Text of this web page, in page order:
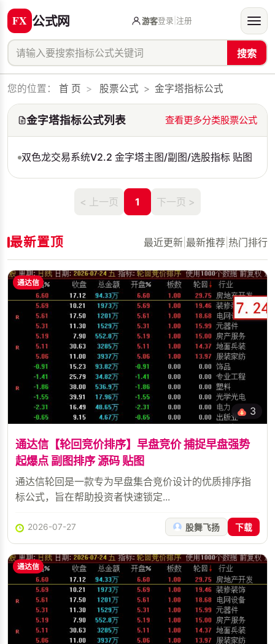
公式网
搜索
游客登录 注册
您的位置： 首 页 > 股票公式 > 金字塔指标公式
金字塔指标公式列表 查看更多分类股票公式
双色龙交易系统V2.2 金字塔主图/副图/选股指标 贴图
< 上一页 1 下一页 >
最新置顶 最近更新 最新推荐 热门排行
通达信
3
通达信【轮回竞价排序】早盘竞价 捕捉早盘强势
起爆点 副图排序 源码 贴图
通达信轮回是一款专为早盘集合竞价设计的优质排序指
标公式，旨在帮助投资者快速锁定...
2026-07-27 股舞飞扬 下载
通达信